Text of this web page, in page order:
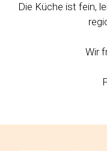
Die Küche ist fein,
Wir